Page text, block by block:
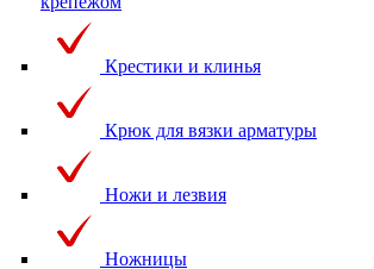
Крестики и клинья
Крюк для вязки арматуры
Ножи и лезвия
Ножницы